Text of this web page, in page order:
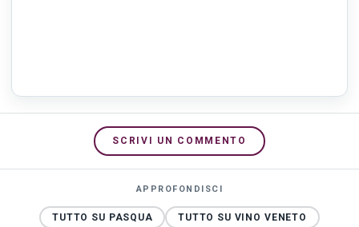
SCRIVI UN COMMENTO
APPROFONDISCI
TUTTO SU PASQUA TUTTO SU VINO VENETO